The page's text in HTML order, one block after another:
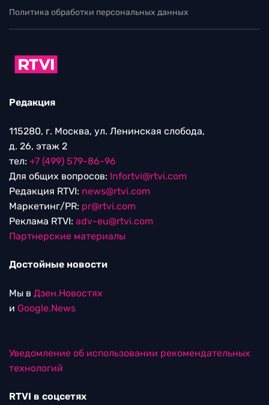
Политика обработки персональных данных
Редакция
115280, г. Москва, ул. Ленинская слобода,
д. 26, этаж 2
тел: +7 (499) 579-86-96
Для общих вопросов: Infortvi@rtvi.com
Редакция RTVI: news@rtvi.com
Маркетинг/PR: pr@rtvi.com
Реклама RTVI: adv-eu@rtvi.com
Партнерские материалы
Достойные новости
Мы в Дзен.Новостях
и Google.News
Уведомление об использовании рекомендательных
технологий
RTVI в соцсетях